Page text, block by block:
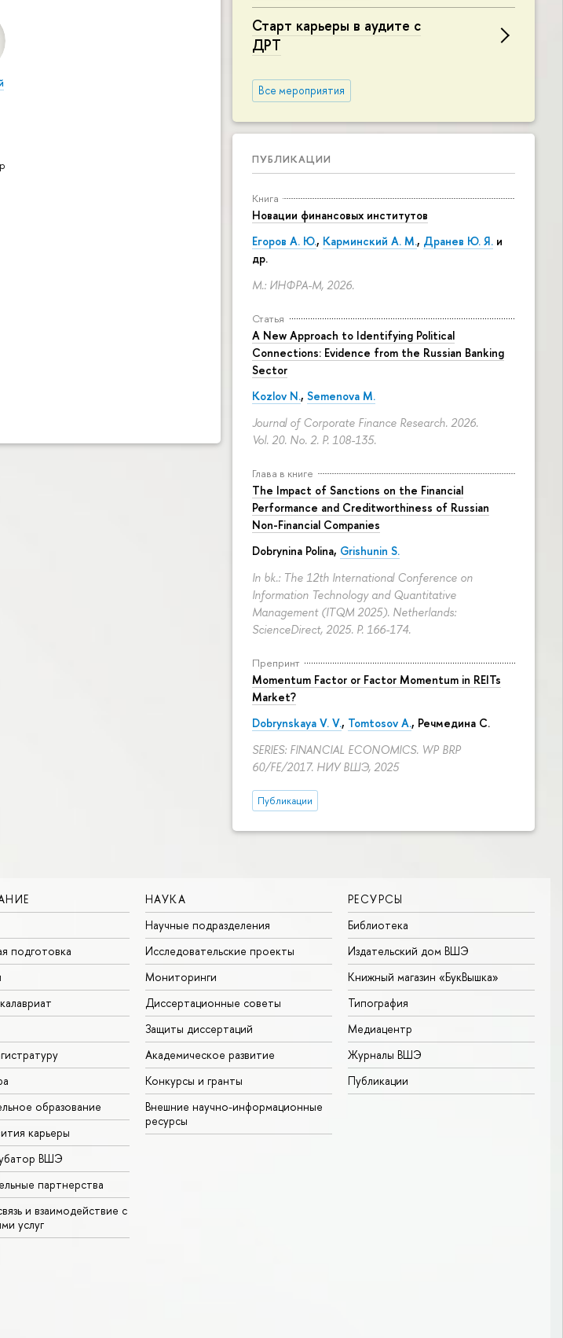
Старт карьеры в аудите с
ДРТ
Все мероприятия
ПУБЛИКАЦИИ
Книга
Новации финансовых институтов
Егоров А. Ю., Карминский А. М., Дранев Ю. Я. и
др.
М.: ИНФРА-М, 2026.
Статья
A New Approach to Identifying Political
Connections: Evidence from the Russian Banking
Sector
Kozlov N., Semenova M.
Journal of Corporate Finance Research. 2026.
Vol. 20. No. 2. P. 108-135.
Глава в книге
The Impact of Sanctions on the Financial
Performance and Creditworthiness of Russian
Non-Financial Companies
Dobrynina Polina, Grishunin S.
In bk.: The 12th International Conference on
Information Technology and Quantitative
Management (ITQM 2025). Netherlands:
ScienceDirect, 2025. P. 166-174.
Препринт
Momentum Factor or Factor Momentum in REITs
Market?
Dobrynskaya V. V., Tomtosov A., Речмедина С.
SERIES: FINANCIAL ECONOMICS. WP BRP
60/FE/2017. НИУ ВШЭ, 2025
Публикации
подготовка
образование
карьеры
ВШЭ
партнерства
и взаимодействие с
услуг
НАУКА
Научные подразделения
Исследовательские проекты
Мониторинги
Диссертационные советы
Защиты диссертаций
Академическое развитие
Конкурсы и гранты
Внешние научно-информационные
ресурсы
РЕСУРСЫ
Библиотека
Издательский дом ВШЭ
Книжный магазин «БукВышка»
Типография
Медиацентр
Журналы ВШЭ
Публикации